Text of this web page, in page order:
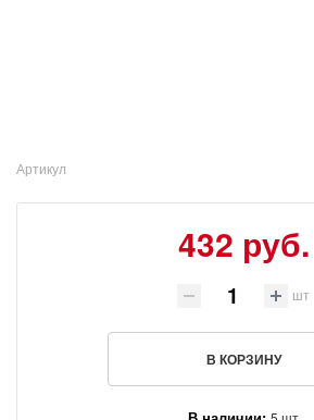
Артикул
432 руб.
шт
В КОРЗИНУ